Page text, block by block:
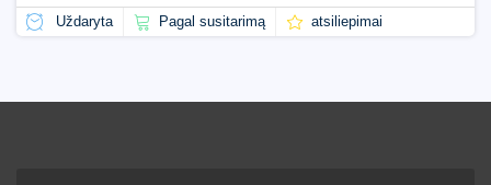
Uždaryta Pagal susitarimą atsiliepimai